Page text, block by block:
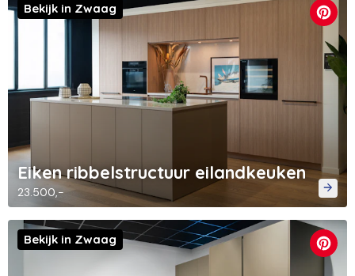
Eiken ribbelstructuur eilandkeuken
23.500,-
Bekijk in Zwaag
Bekijk in Zwaag